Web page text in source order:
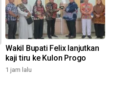
Wakil Bupati Felix lanjutkan
kaji tiru ke Kulon Progo
1 jam lalu